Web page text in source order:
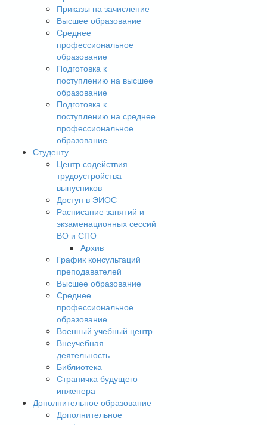
Приказы на зачисление
Высшее образование
Среднее
профессиональное
образование
Подготовка к
поступлению на высшее
образование
Подготовка к
поступлению на среднее
профессиональное
образование
Студенту
Центр содействия
трудоустройства
выпусников
Доступ в ЭИОС
Расписание занятий и
экзаменационных сессий
ВО и СПО
Архив
График консультаций
преподавателей
Высшее образование
Среднее
профессиональное
образование
Военный учебный центр
Внеучебная
деятельность
Библиотека
Страничка будущего
инженера
Дополнительное образование
Дополнительное